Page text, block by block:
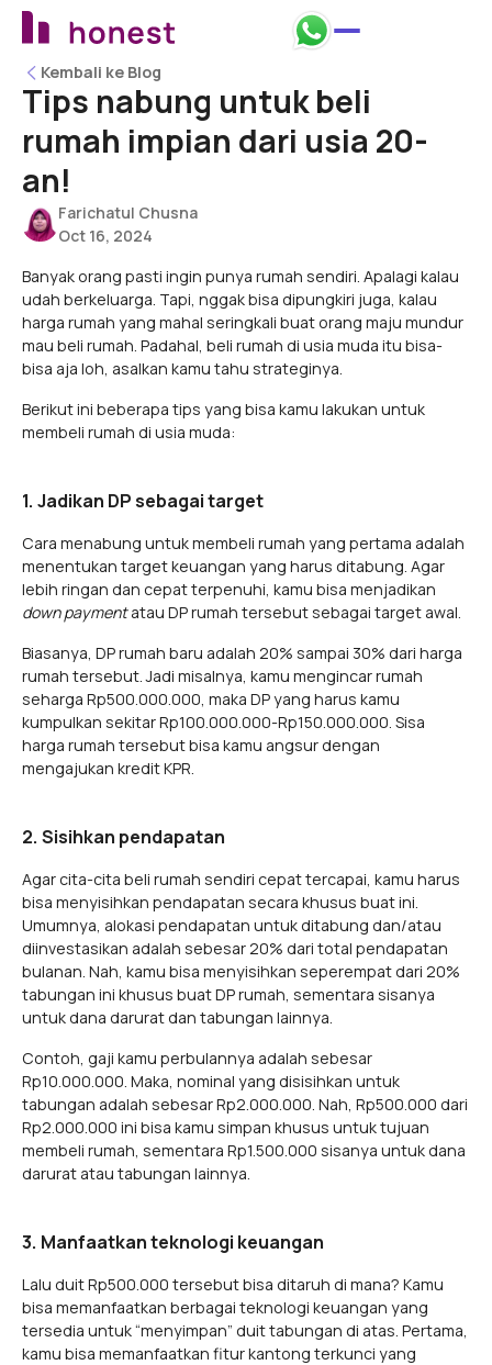
Kembali ke Blog
Kembali ke Blog
Tips nabung untuk beli
rumah impian dari usia 20-
an!
Farichatul Chusna
Oct 16, 2024
Banyak orang pasti ingin punya rumah sendiri. Apalagi kalau
udah berkeluarga. Tapi, nggak bisa dipungkiri juga, kalau
harga rumah yang mahal seringkali buat orang maju mundur
mau beli rumah. Padahal, beli rumah di usia muda itu bisa-
bisa aja loh, asalkan kamu tahu strateginya.
Berikut ini beberapa tips yang bisa kamu lakukan untuk
membeli rumah di usia muda:
1. Jadikan DP sebagai target
Cara menabung untuk membeli rumah yang pertama adalah
menentukan target keuangan yang harus ditabung. Agar
lebih ringan dan cepat terpenuhi, kamu bisa menjadikan
down paymentatau DP rumah tersebut sebagai target awal.
Biasanya, DP rumah baru adalah 20% sampai 30% dari harga
rumah tersebut. Jadi misalnya, kamu mengincar rumah
seharga Rp500.000.000, maka DP yang harus kamu
kumpulkan sekitar Rp100.000.000-Rp150.000.000. Sisa
harga rumah tersebut bisa kamu angsur dengan
mengajukan kredit KPR.
2. Sisihkan pendapatan
Agar cita-cita beli rumah sendiri cepat tercapai, kamu harus
bisa menyisihkan pendapatan secara khusus buat ini.
Umumnya, alokasi pendapatan untuk ditabung dan/atau
diinvestasikan adalah sebesar 20% dari total pendapatan
bulanan. Nah, kamu bisa menyisihkan seperempat dari 20%
tabungan ini khusus buat DP rumah, sementara sisanya
untuk dana darurat dan tabungan lainnya.
Contoh, gaji kamu perbulannya adalah sebesar
Rp10.000.000. Maka, nominal yang disisihkan untuk
tabungan adalah sebesar Rp2.000.000. Nah, Rp500.000 dari
Rp2.000.000 ini bisa kamu simpan khusus untuk tujuan
membeli rumah, sementara Rp1.500.000 sisanya untuk dana
darurat atau tabungan lainnya.
3. Manfaatkan teknologi keuangan
Lalu duit Rp500.000 tersebut bisa ditaruh di mana? Kamu
bisa memanfaatkan berbagai teknologi keuangan yang
tersedia untuk “menyimpan” duit tabungan di atas. Pertama,
kamu bisa memanfaatkan fitur kantong terkunci yang